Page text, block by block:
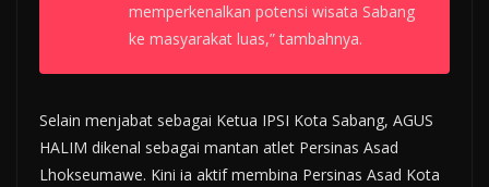
memperkenalkan potensi wisata Sabang
ke masyarakat luas,” tambahnya.
Selain menjabat sebagai Ketua IPSI Kota Sabang, AGUS
HALIM dikenal sebagai mantan atlet Persinas Asad
Lhokseumawe. Kini ia aktif membina Persinas Asad Kota